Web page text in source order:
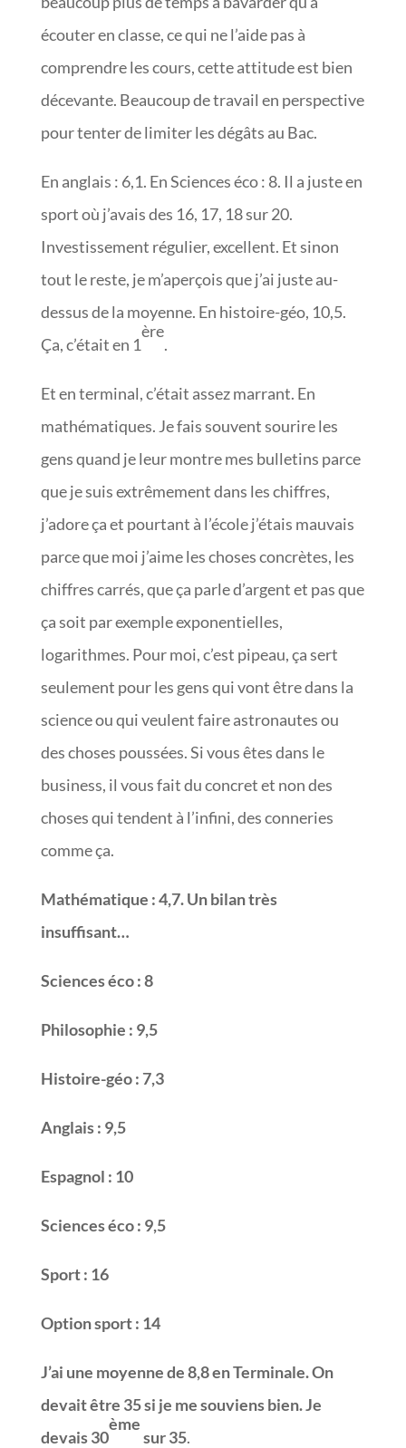
écouter en classe, ce qui ne l’aide pas à
comprendre les cours, cette attitude est bien
décevante. Beaucoup de travail en perspective
pour tenter de limiter les dégâts au Bac.
En anglais : 6,1. En Sciences éco : 8. Il a juste en
sport où j’avais des 16, 17, 18 sur 20.
Investissement régulier, excellent. Et sinon
tout le reste, je m’aperçois que j’ai juste au-
dessus de la moyenne. En histoire-géo, 10,5.
Ça, c’était en 1
ère
.
Et en terminal, c’était assez marrant. En
mathématiques. Je fais souvent sourire les
gens quand je leur montre mes bulletins parce
que je suis extrêmement dans les chiffres,
j’adore ça et pourtant à l’école j’étais mauvais
parce que moi j’aime les choses concrètes, les
chiffres carrés, que ça parle d’argent et pas que
ça soit par exemple exponentielles,
logarithmes. Pour moi, c’est pipeau, ça sert
seulement pour les gens qui vont être dans la
science ou qui veulent faire astronautes ou
des choses poussées. Si vous êtes dans le
business, il vous fait du concret et non des
choses qui tendent à l’infini, des conneries
comme ça.
Mathématique : 4,7. Un bilan très
insuffisant…
Sciences éco : 8
Philosophie : 9,5
Histoire-géo : 7,3
Anglais : 9,5
Espagnol : 10
Sciences éco : 9,5
Sport : 16
Option sport : 14
J’ai une moyenne de 8,8 en Terminale. On
devait être 35 si je me souviens bien. Je
devais 30
ème
sur 35.